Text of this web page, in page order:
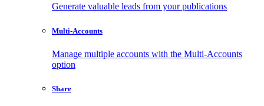
Generate valuable leads from your publications
Multi-Accounts
Manage multiple accounts with the Multi-Accounts
option
Share